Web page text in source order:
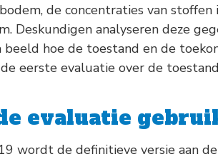
de concentraties van
Deskundigen analyseren deze
hoe de toestand en de
eerste evaluatie over de
evaluatie
wordt de definitieve versie aan